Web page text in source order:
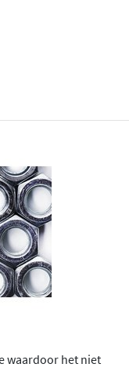
waardoor het niet